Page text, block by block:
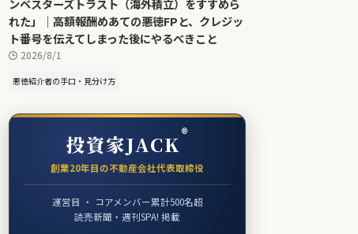
れた」｜高額報酬めあての悪徳FPと、クレジッ
ト番号を伝えてしまった後にやるべきこと
2026/8/1
悪徳紹介者の手口・見分け方
投資家JACK®
創業20年目の不動産会社代表取締役
運営目 ・ コアメンバー累計500名超
読売新聞・週刊SPA! 掲載